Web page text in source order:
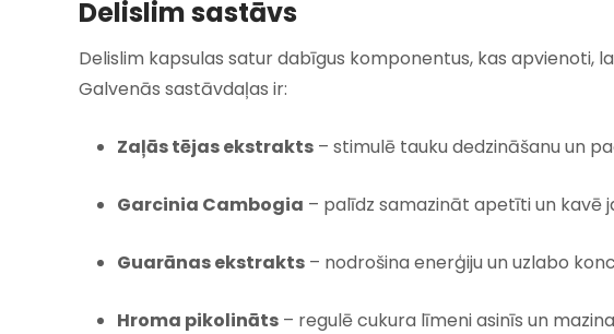
Delislim sastāvs
Delislim kapsulas satur dabīgus komponentus, kas apvienoti,
Galvenās sastāvdaļas ir:
Zaļās tējas ekstrakts – stimulē tauku dedzināšanu un
Garcinia Cambogia – palīdz samazināt apetīti un kavē
Guarānas ekstrakts – nodrošina enerģiju un uzlabo
Hroma pikolināts – regulē cukura līmeni asinīs un